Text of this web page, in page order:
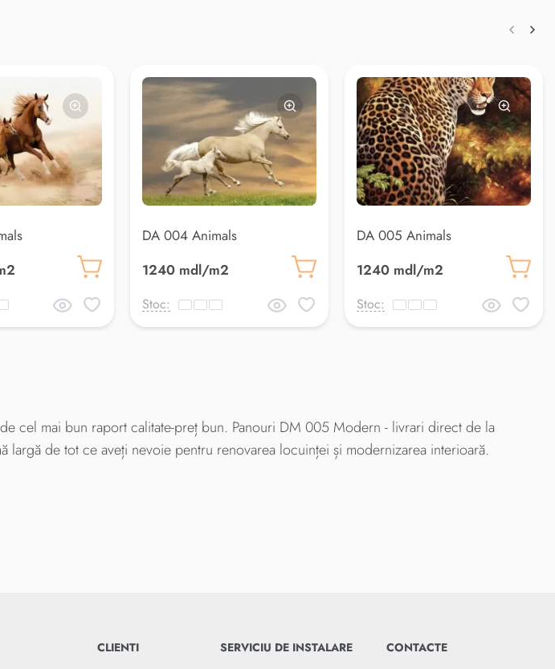
DA 004 Animals
1240 mdl/m2
Stoc:
DA 005 Animals
1240 mdl/m2
Stoc:
cel mai bun raport calitate-preț bun. Panouri DM 005 Modern - livrari direct de la
largă de tot ce aveți nevoie pentru renovarea locuinței și modernizarea interioară.
CLIENTI SERVICIU DE INSTALARE CONTACTE